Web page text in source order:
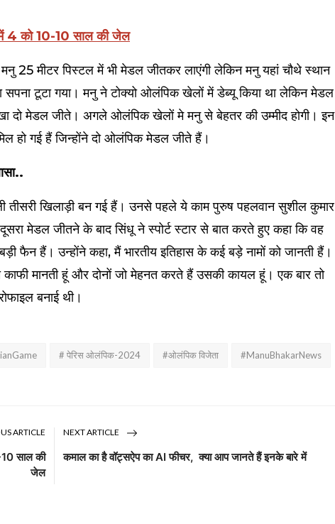
में 4 को 10-10 साल की जेल
25 मीटर पिस्टल में भी मेडल जीतकर लाएंगी लेकिन मनु यहां चौथे स्थान
टूटा गया। मनु ने टोक्यो ओलंपिक खेलों में डेब्यू किया था लेकिन मेडल
दो मेडल जीते। अगले ओलंपिक खेलों मे मनु से बेहतर की उम्मीद होगी। इन
हो गई हैं जिन्होंने दो ओलंपिक मेडल जीते हैं।
तीसरी खिलाड़ी बन गई हैं। उनसे पहले ये काम पुरुष पहलवान सुशील कुमार
मेडल जीतने के बाद सिंधू ने स्पोर्ट स्टार से बात करते हुए कहा कि वह
फैन हैं। उन्होंने कहा, मैं भारतीय इतिहास के कई बड़े नामों को जानती हैं।
मानती हूं और दोनों जो मेहनत करते हैं उसकी कायल हूं। एक बार तो
बनाई थी।
# पेरिस ओलंपिक-2024 #ओलंपिक विजेता #ManuBhakarNews
ARTICLE
10 साल की
जेल
NEXT ARTICLE
कमाल का है वॉट्सऐप का AI फीचर, क्या आप जानते हैं इनके बारे में